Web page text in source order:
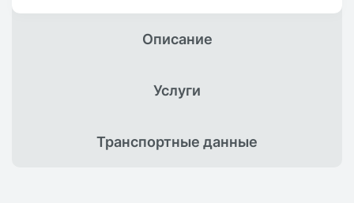
Описание
Услуги
Транспортныеданные